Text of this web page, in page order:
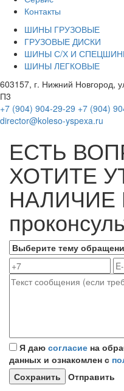
Контакты
ШИНЫ ГРУЗОВЫЕ
ГРУЗОВЫЕ ДИСКИ
ШИНЫ С/Х И
ШИНЫ ЛЕГКОВЫЕ
603157, г. Нижний Новгород,
П3
+7 (904) 904-29-29 +7 (904)
director@koleso-yspexa.ru
ЕСТЬ
ХОТИТЕ
НАЛИЧИЕ
Я даю согласие на
данных и ознакомлен с
Отправить